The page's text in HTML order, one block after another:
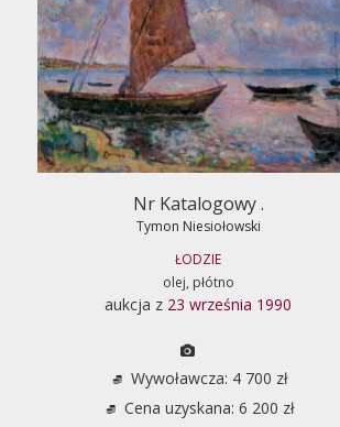
Nr Katalogowy .
Tymon Niesiołowski
ŁODZIE
olej, płótno
aukcja z 23 września 1990
Wywoławcza: 4 700 zł
Cena uzyskana: 6 200 zł